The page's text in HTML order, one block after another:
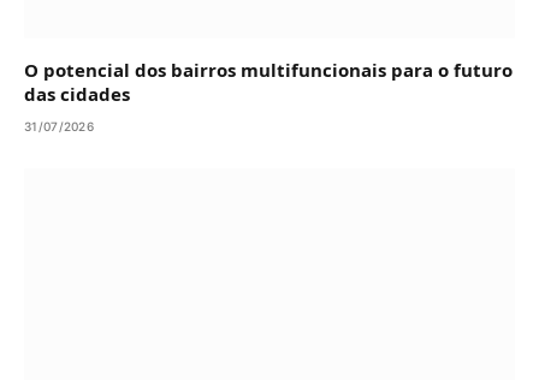
O potencial dos bairros multifuncionais para o futuro
das cidades
31/07/2026